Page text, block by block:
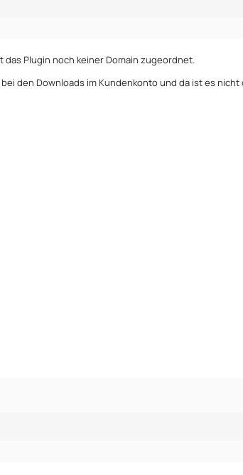
das Plugin noch keiner Domain zugeordnet.
den Downloads im Kundenkonto und da ist es nicht